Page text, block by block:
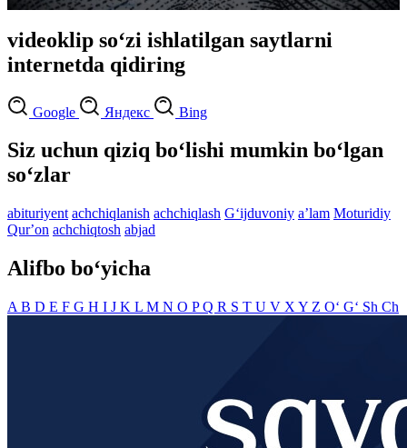
videoklip so‘zi ishlatilgan saytlarni
internetda qidiring
Google Яндекс Bing
Siz uchun qiziq bo‘lishi mumkin bo‘lgan
so‘zlar
abituriyent achchiqlanish achchiqlash G‘ijduvoniy aʼlam Moturidiy
Qurʼon achchiqtosh abjad
Alifbo bo‘yicha
A B D E F G H I J K L M N O PQ R S T U V X Y Z O‘ G‘ Sh Ch